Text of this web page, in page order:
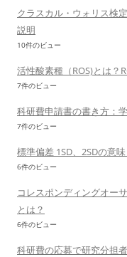
クラスカル・ウォリス検
説明
10件のビュー
活性酸素種（ROS)とは？
7件のビュー
科研費申請書の書き方：
7件のビュー
標準偏差 1SD、2SDの意
6件のビュー
コレスポンディングオー
とは？
6件のビュー
科研費の応募で研究分担